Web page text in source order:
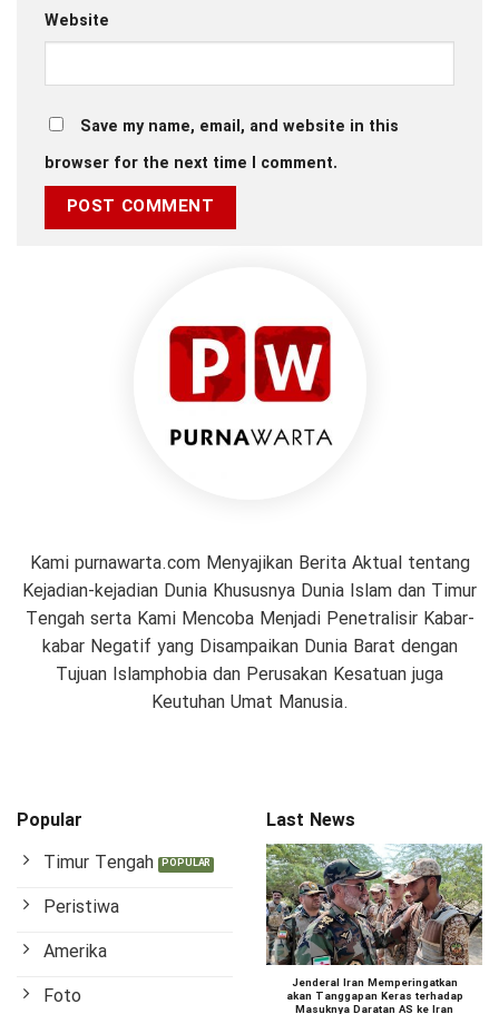
Website
Save my name, email, and website in this
browser for the next time I comment.
Kami purnawarta.com Menyajikan Berita Aktual tentang
Kejadian-kejadian Dunia Khususnya Dunia Islam dan Timur
Tengah serta Kami Mencoba Menjadi Penetralisir Kabar-
kabar Negatif yang Disampaikan Dunia Barat dengan
Tujuan Islamphobia dan Perusakan Kesatuan juga
Keutuhan Umat Manusia.
Popular
Timur Tengah
Peristiwa
Amerika
Foto
Last News
Jenderal Iran Memperingatkan
akan Tanggapan Keras terhadap
Masuknya Daratan AS ke Iran